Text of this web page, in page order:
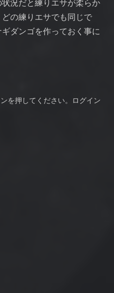
況だと練りエサが柔らか
の練りエサでも同じで
ダンゴを作っておく事に
を押してください。ログイン